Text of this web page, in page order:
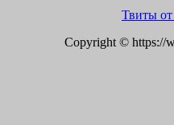
Твиты от
Copyright © https://